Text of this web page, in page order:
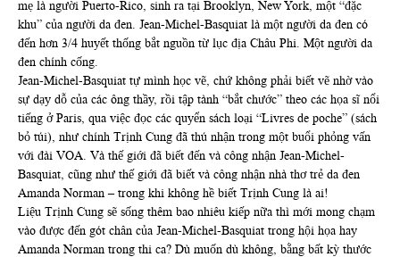
mẹ là người Puerto-Rico, sinh ra tại Brooklyn, New York, một “đặc
khu” của người da đen. Jean-Michel-Basquiat là một người da đen có
đến hơn 3/4 huyết thống bắt nguồn từ lục địa Châu Phi. Một người da
đen chính cống.
Jean-Michel-Basquiat tự mình học vẽ, chứ không phải biết vẽ nhờ vào
sự dạy dỗ của các ông thầy, rồi tập tành “bắt chước” theo các họa sĩ nổi
tiếng ở Paris, qua việc đọc các quyển sách loại “Livres de poche” (sách
bỏ túi), như chính Trịnh Cung đã thú nhận trong một buổi phỏng vấn
với đài VOA. Và thế giới đã biết đến và công nhận Jean-Michel-
Basquiat, cũng như thế giới đã biết và công nhận nhà thơ trẻ da đen
Amanda Norman – trong khi không hề biết Trịnh Cung là ai!
Liệu Trịnh Cung sẽ sống thêm bao nhiêu kiếp nữa thì mới mong chạm
vào được đến gót chân của Jean-Michel-Basquiat trong hội họa hay
Amanda Norman trong thi ca? Dù muốn dù không, bằng bất kỳ thước